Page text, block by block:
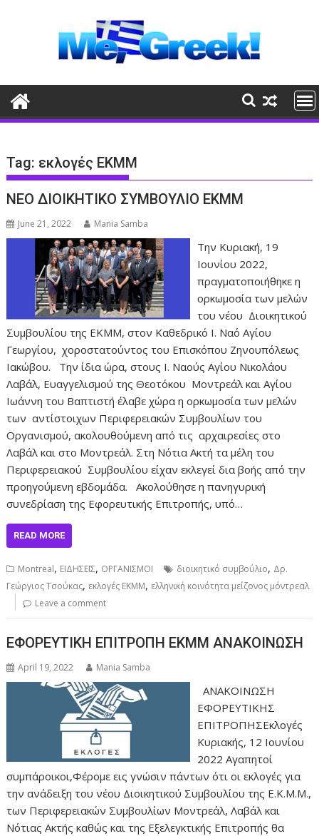
Tag: εκλογές ΕΚΜΜ
ΝΕΟ ΔΙΟΙΚΗΤΙΚΟ ΣΥΜΒΟΥΛΙΟ ΕΚΜΜ
June 21, 2022 Mania Samba
Την Κυριακή, 19
Ιουνίου 2022,
πραγματοποιήθηκε η
ορκωμοσία των μελών
του νέου Διοικητικού
Συμβουλίου της ΕΚΜΜ, στον Καθεδρικό Ι. Ναό Αγίου
Γεωργίου, χοροστατούντος του Επισκόπου Ζηνουπόλεως
Ιακώβου. Την ίδια ώρα, στους Ι. Ναούς Αγίου Νικολάου
Λαβάλ, Ευαγγελισμού της Θεοτόκου Μοντρεάλ και Αγίου
Ιωάννη του Βαπτιστή έλαβε χώρα η ορκωμοσία των μελών
των αντίστοιχων Περιφερειακών Συμβουλίων του
Οργανισμού, ακολουθούμενη από τις αρχαιρεσίες στο
Λαβάλ και στο Μοντρεάλ. Στη Νότια Ακτή τα μέλη του
Περιφερειακού Συμβουλίου είχαν εκλεγεί δια βοής από την
προηγούμενη εβδομάδα. Ακολούθησε η πανηγυρική
συνεδρίαση της Εφορευτικής Επιτροπής, υπό…
READ MORE
Montreal, ΕΙΔΗΣΕΙΣ, ΟΡΓΑΝΙΣΜΟΙ διοικητικό συμβούλιο, Δρ.
Γεώργιος Τσούκας, εκλογές ΕΚΜΜ, ελληνική κοινότητα μείζονος μόντρεαλ
Leave a comment
ΕΦΟΡΕΥΤΙΚΗ ΕΠΙΤΡΟΠΗ ΕΚΜΜ ΑΝΑΚΟΙΝΩΣΗ
April 19, 2022 Mania Samba
ΑΝΑΚΟΙΝΩΣΗ
ΕΦΟΡΕΥΤΙΚΗΣ
ΕΠΙΤΡΟΠΗΣΕκλογές
Κυριακής, 12 Ιουνίου
2022 Αγαπητοί
συμπάροικοι,Φέρομε εις γνώσιν πάντων ότι οι εκλογές για
την ανάδειξη του νέου Διοικητικού Συμβουλίου της Ε.Κ.Μ.Μ.,
των Περιφερειακών Συμβουλίων Μοντρεάλ, Λαβάλ και
Νότιας Ακτής καθώς και της Εξελεγκτικής Επιτροπής θα